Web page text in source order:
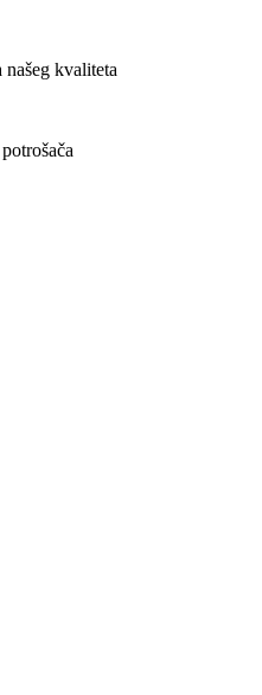
kvaliteta